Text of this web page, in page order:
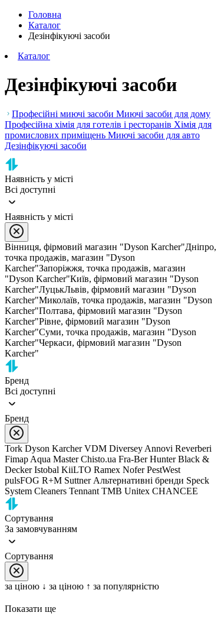
Головна
Каталог
Дезінфікуючі засоби
Каталог
Дезінфікуючі засоби
Професійні миючі засоби Миючі засоби для дому
Професійна хімія для готелів і ресторанів Хімія для
промислових приміщень Миючі засоби для авто
Дезінфікуючі засоби
Наявність у місті
Всі доступні
Наявність у місті
Вінниця, фірмовий магазин "Dyson Karcher"Дніпро,
точка продажів, магазин "Dyson
Karcher"Запоріжжя, точка продажів, магазин
"Dyson Karcher"Київ, фірмовий магазин "Dyson
Karcher"ЛуцькЛьвів, фірмовий магазин "Dyson
Karcher"Миколаїв, точка продажів, магазин "Dyson
Karcher"Полтава, фірмовий магазин "Dyson
Karcher"Рівне, фірмовий магазин "Dyson
Karcher"Суми, точка продажів, магазин "Dyson
Karcher"Черкаси, фірмовий магазин "Dyson
Karcher"
Бренд
Всі доступні
Бренд
Tork Dyson Karcher VDM Diversey Annovi Reverberi
Fimap Aqua Master Chisto.ua Fra-Ber Hunter Black &
Decker Istobal KiiLTO Ramex Nofer PestWest
pulsFOG R+M Suttner Альтернативні бренди Speck
System Cleaners Tennant TMB Unitex CHANCEE
Сортування
За замовчуванням
Сортування
за цiною ↓ за цiною ↑ за популярністю
Показати ще